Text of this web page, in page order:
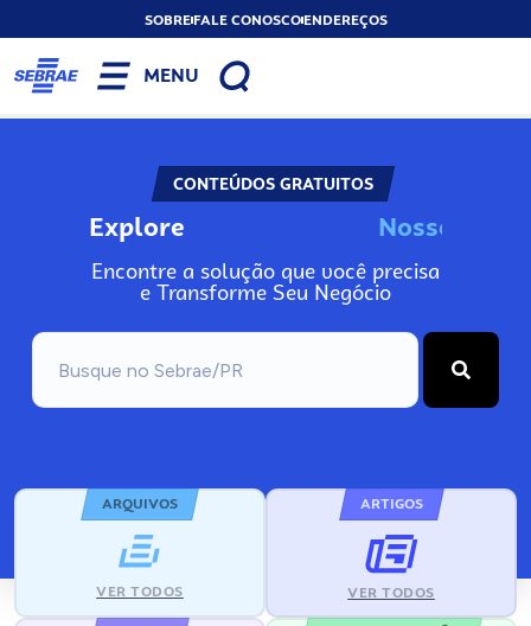
SOBREFALE CONOSCOENDEREÇOS
MENU
CONTEÚDOS GRATUITOS
Explore Nosso
Encontre a solução que você precisa
e Transforme Seu Negócio
ARQUIVOS
VER TODOS
ARTIGOS
VER TODOS